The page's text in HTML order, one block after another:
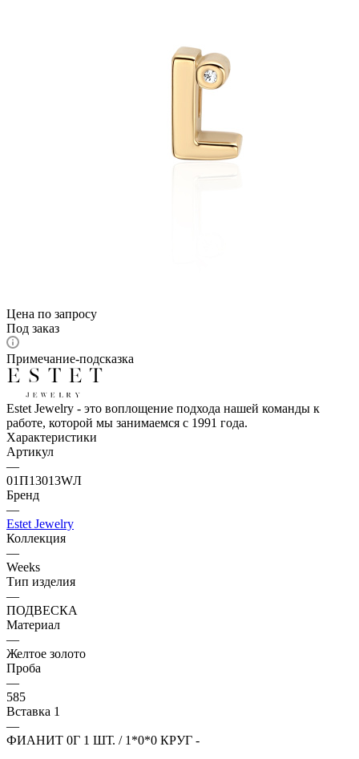
Цена по запросу
Под заказ
Примечание-подсказка
Estet Jewelry - это воплощение подхода нашей команды к
работе, которой мы занимаемся с 1991 года.
Характеристики
Артикул
—
01П13013WЛ
Бренд
—
Estet Jewelry
Коллекция
—
Weeks
Тип изделия
—
ПОДВЕСКА
Материал
—
Желтое золото
Проба
—
585
Вставка 1
—
ФИАНИТ 0Г 1 ШТ. / 1*0*0 КРУГ -